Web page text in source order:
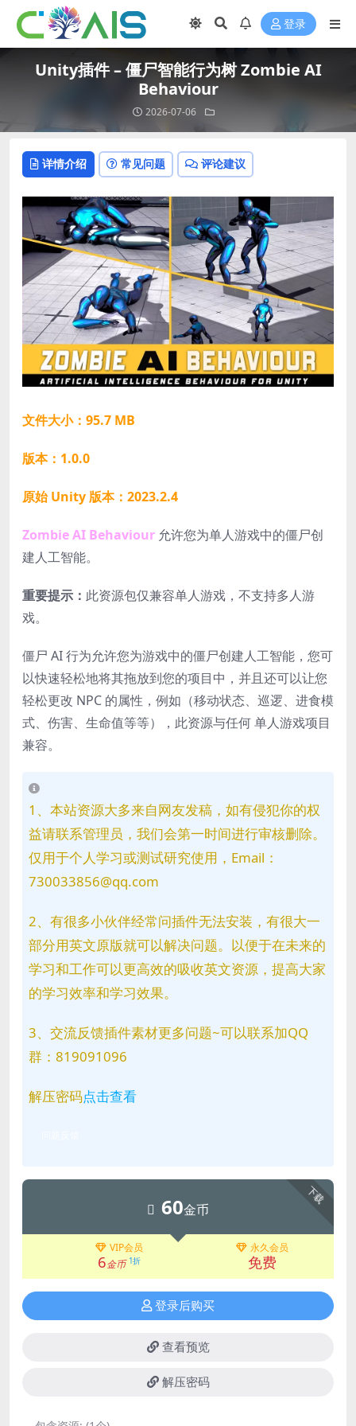
登录
Unity插件 – 僵尸智能行为树 Zombie AI
Behaviour
2026-07-06
详情介绍 常见问题 评论建议
文件大小：95.7 MB
版本：1.0.0
原始 Unity 版本：2023.2.4
Zombie AI Behaviour 允许您为单人游戏中的僵尸创
建人工智能。
重要提示： 此资源包仅兼容单人游戏，不支持多人游
戏。
僵尸 AI 行为允许您为游戏中的僵尸创建人工智能，您可
以快速轻松地将其拖放到您的项目中，并且还可以让您
轻松更改 NPC 的属性，例如（移动状态、巡逻、进食模
式、伤害、生命值等等），此资源与任何单人游戏项目
兼容。
1、本站资源大多来自网友发稿，如有侵犯你的权
益请联系管理员，我们会第一时间进行审核删除。
仅用于个人学习或测试研究使用，Email：
730033856@qq.com
2、有很多小伙伴经常问插件无法安装，有很大一
部分用英文原版就可以解决问题。以便于在未来的
学习和工作可以更高效的吸收英文资源，提高大家
的学习效率和学习效果。
3、交流反馈插件素材更多问题~可以联系加QQ
群：819091096
解压密码点击查看
下载
60金币
VIP会员
6金币 1折
永久会员
免费
登录后购买
查看预览
解压密码